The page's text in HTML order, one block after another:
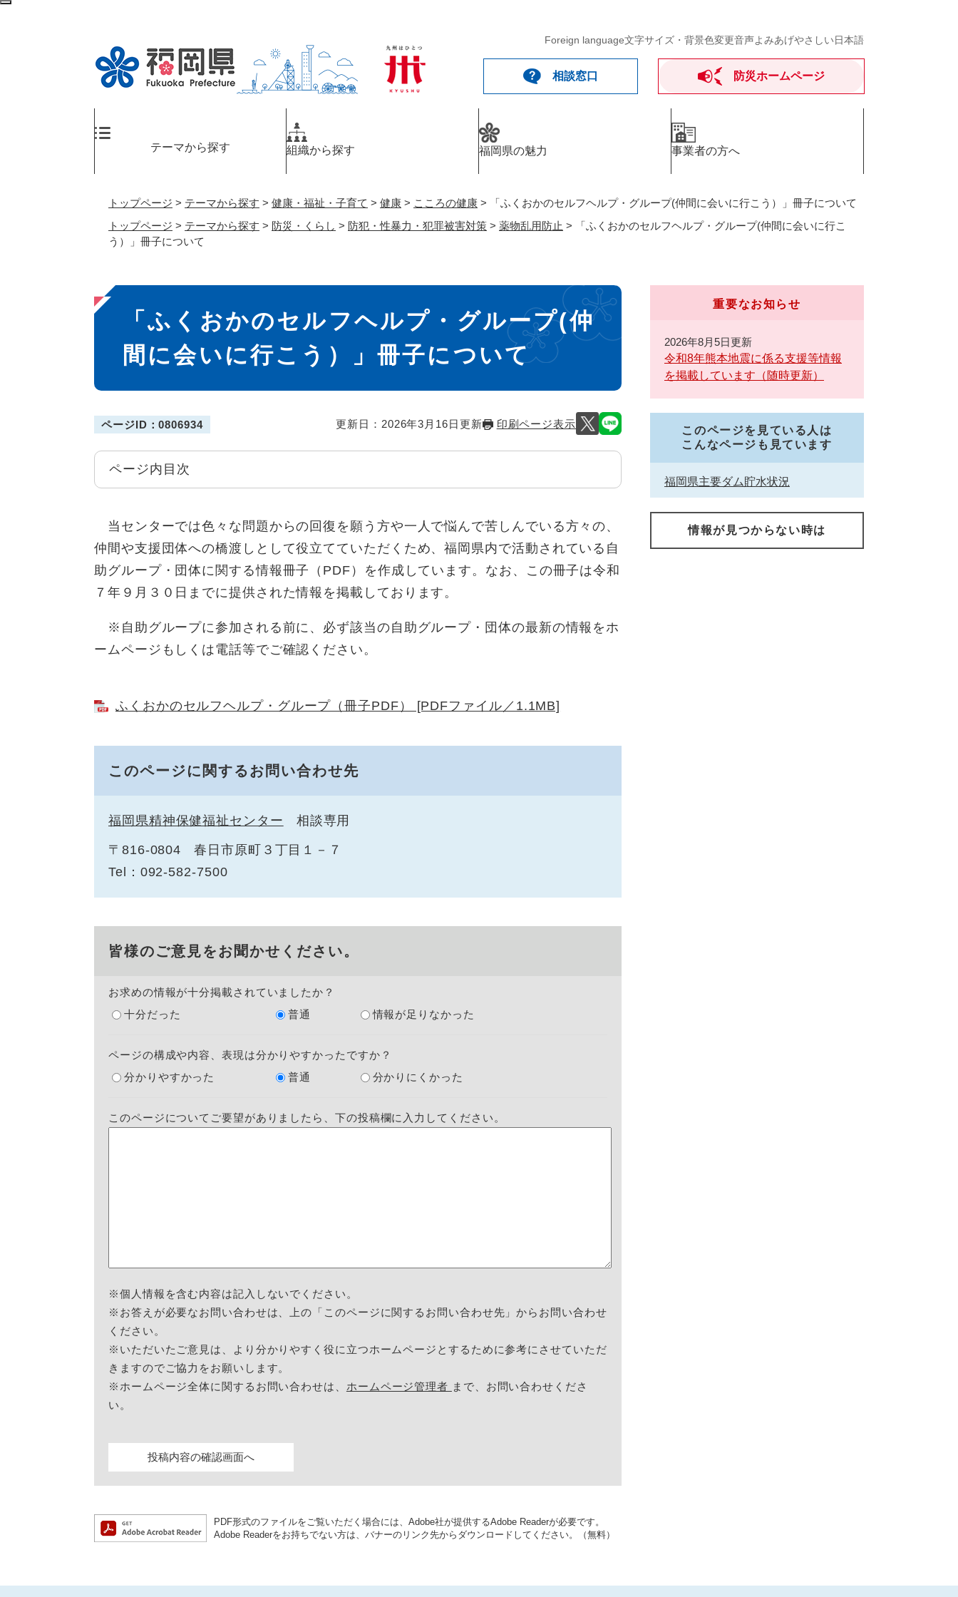
ペ
Foreign language文字サイズ・背景色変更音声よみあげやさしい日本語
相談窓口 防災ホームページ
テーマから探す 組織から探す 福岡県の魅力 事業者の方へ
トップページ > テーマから探す > 健康・福祉・子育て > 健康 > こころの健康 >
「ふくおかのセルフヘルプ・グループ(仲間に会いに行こう）」冊子について
トップページ > テーマから探す > 防災・くらし > 防犯・性暴力・犯罪被害対策 > 薬物乱用防止 >
「ふくおかのセルフヘルプ・グループ(仲間に会いに行こ
う）」冊子について
本
文
「ふくおかのセルフヘルプ・グループ(仲
間に会いに行こう）」冊子について
ページID：0806934 更新日：2026年3月16日更新 印刷ページ表示
ページ内目次
当センターでは色々な問題からの回復を願う方や一人で悩んで苦しんでいる方々の、
仲間や支援団体への橋渡しとして役立てていただくため、福岡県内で活動されている自
助グループ・団体に関する情報冊子（PDF）を作成しています。なお、この冊子は令和
７年９月３０日までに提供された情報を掲載しております。
※自助グループに参加される前に、必ず該当の自助グループ・団体の最新の情報をホ
ームページもしくは電話等でご確認ください。
ふくおかのセルフヘルプ・グループ（冊子PDF） [PDFファイル／1.1MB]
このページに関するお問い合わせ先
福岡県精神保健福祉センター 相談専用
〒816-0804
春日市原町３丁目１－７
Tel：092-582-7500
皆様のご意見をお聞かせください。
お求めの情報が十分掲載されていましたか？
十分だった
普通 情報が足りなかった
ページの構成や内容、表現は分かりやすかったですか？
分かりやすかった
普通 分かりにくかった
このページについてご要望がありましたら、下の投稿欄に入力してください。
※個人情報を含む内容は記入しないでください。
※お答えが必要なお問い合わせは、上の「このページに関するお問い合わせ先」からお問い合わせ
ください。
※いただいたご意見は、より分かりやすく役に立つホームページとするために参考にさせていただ
きますのでご協力をお願いします。
※ホームページ全体に関するお問い合わせは、 ホームページ管理者 まで、お問い合わせくださ
い。
PDF形式のファイルをご覧いただく場合には、Adobe社が提供するAdobe Readerが必要です。
Adobe Readerをお持ちでない方は、バナーのリンク先からダウンロードしてください。（無料）
重要なお知らせ
2026年8月5日更新
令和8年熊本地震に係る支援等情報
を掲載しています（随時更新）
このページを見ている人は
こんなページも見ています
福岡県主要ダム貯水状況
情報が見つからない時は